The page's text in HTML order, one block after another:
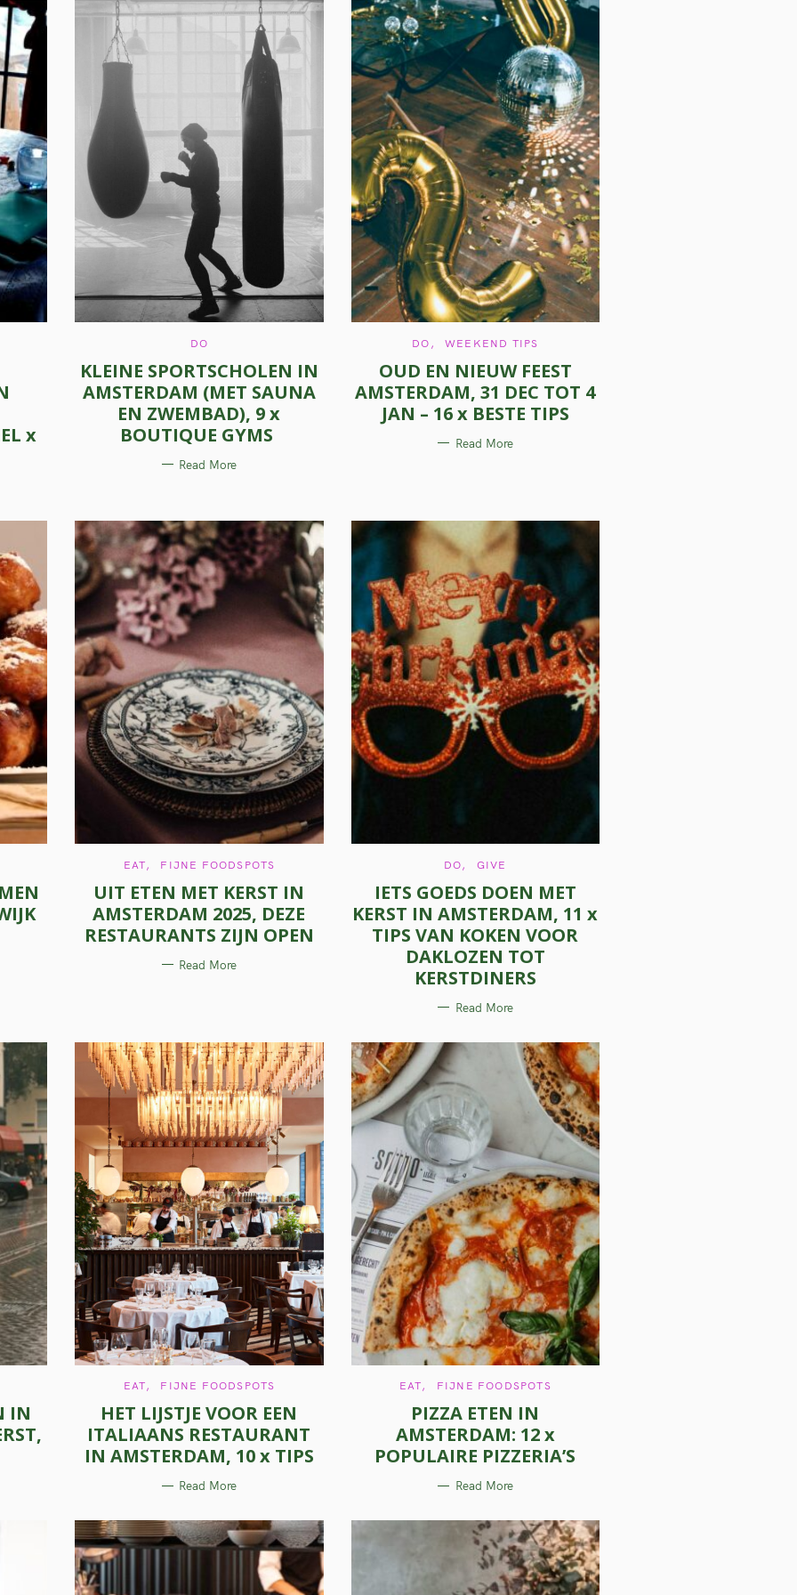
x
C
T
E
G
O
R
I
E
DO
KLEINE SPORTSCHOLEN IN
AMSTERDAM (MET SAUNA
EN ZWEMBAD), 9 x
BOUTIQUE GYMS
Read More
C
T
E
G
O
R
I
S
DO WEEKEND TIPS
OUD EN NIEUW FEEST
AMSTERDAM, 31 DEC TOT 4
JAN – 16 x BESTE TIPS
Read More
C
T
E
G
O
R
I
S
EAT FIJNE FOODSPOTS
UIT ETEN MET KERST IN
AMSTERDAM 2025, DEZE
RESTAURANTS ZIJN OPEN
Read More
C
T
E
G
O
R
I
E
DO GIVE
IETS GOEDS DOEN MET
KERST IN AMSTERDAM, 11 x
TIPS VAN KOKEN VOOR
DAKLOZEN TOT
KERSTDINERS
Read More
IN
C
T
E
G
O
R
I
S
EAT FIJNE FOODSPOTS
HET LIJSTJE VOOR EEN
ITALIAANS RESTAURANT
IN AMSTERDAM, 10 x TIPS
Read More
C
T
E
G
O
R
I
S
EAT FIJNE FOODSPOTS
PIZZA ETEN IN
AMSTERDAM: 12 x
POPULAIRE PIZZERIA’S
Read More
Press Esc to cancel.